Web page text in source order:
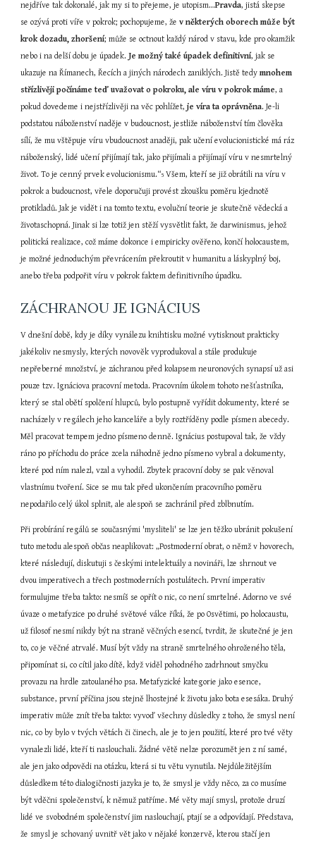
nejdříve tak dokonalé, jak my si to přejeme, je utopism...Pravda, jistá skepse
se ozývá proti víře v pokrok; pochopujeme, že v některých oborech může být
krok dozadu, zhoršení; může se octnout každý národ v stavu, kde pro okamžik
nebo i na delší dobu je úpadek. Je možný také úpadek definitivní, jak se
ukazuje na Římanech, Řecích a jiných národech zaniklých. Jistě tedy mnohem
střízlivěji počínáme teď uvažovat o pokroku, ale víru v pokrok máme, a
pokud dovedeme i nejstřízlivěji na věc pohlížet, je víra ta oprávněna. Je-li
podstatou náboženství naděje v budoucnost, jestliže náboženství tím člověka
sílí, že mu vštěpuje víru vbudoucnost anaději, pak učení evolucionistické má ráz
náboženský, lidé učení přijímají tak, jako přijímali a přijímají víru v nesmrtelný
život. To je cenný prvek evolucionismu.“5 Všem, kteří se již obrátili na víru v
pokrok a budoucnost, vřele doporučuji provést zkoušku poměru kjednotě
protikladů. Jak je vidět i na tomto textu, evoluční teorie je skutečně vědecká a
životaschopná. Jinak si lze totiž jen stěží vysvětlit fakt, že darwinismus, jehož
politická realizace, což máme dokonce i empiricky ověřeno, končí holocaustem,
je možné jednoduchým převrácením překroutit v humanitu a láskyplný boj,
anebo třeba podpořit víru v pokrok faktem definitivního úpadku.
ZÁCHRANOU JE IGNÁCIUS
V dnešní době, kdy je díky vynálezu knihtisku možné vytisknout prakticky
jakékoliv nesmysly, kterých novověk vyprodukoval a stále produkuje
nepřeberné množství, je záchranou před kolapsem neuronových synapsí už asi
pouze tzv. Ignáciova pracovní metoda. Pracovním úkolem tohoto nešťastníka,
který se stal obětí spolčení hlupců, bylo postupně vyřídit dokumenty, které se
nacházely v regálech jeho kanceláře a byly roztříděny podle písmen abecedy.
Měl pracovat tempem jedno písmeno denně. Ignácius postupoval tak, že vždy
ráno po příchodu do práce zcela náhodně jedno písmeno vybral a dokumenty,
které pod ním nalezl, vzal a vyhodil. Zbytek pracovní doby se pak věnoval
vlastnímu tvoření. Sice se mu tak před ukončením pracovního poměru
nepodařilo celý úkol splnit, ale alespoň se zachránil před zblbnutím.
Při probírání regálů se současnými 'mysliteli' se lze jen těžko ubránit pokušení
tuto metodu alespoň občas neaplikovat: „Postmoderní obrat, o němž v hovorech,
které následují, diskutuji s českými intelektuály a novináři, lze shrnout ve
dvou imperativech a třech postmoderních postulátech. První imperativ
formulujme třeba takto: nesmíš se opřít o nic, co není smrtelné. Adorno ve své
úvaze o metafyzice po druhé světové válce říká, že po Osvětimi, po holocaustu,
už filosof nesmí nikdy být na straně věčných esencí, tvrdit, že skutečné je jen
to, co je věčné atrvalé. Musí být vždy na straně smrtelného ohroženého těla,
připomínat si, co cítil jako dítě, když viděl pohodného zadrhnout smyčku
provazu na hrdle zatoulaného psa. Metafyzické kategorie jako esence,
substance, první příčina jsou stejně lhostejné k životu jako bota esesáka. Druhý
imperativ může znít třeba takto: vyvoď všechny důsledky z toho, že smysl není
nic, co by bylo v tvých větách či činech, ale je to jen použití, které pro tvé věty
vynalezli lidé, kteří ti naslouchali. Žádné větě nelze porozumět jen z ní samé,
ale jen jako odpovědi na otázku, která si tu větu vynutila. Nejdůležitějším
důsledkem této dialogičnosti jazyka je to, že smysl je vždy něco, za co musíme
být vděčni společenství, k němuž patříme. Mé věty mají smysl, protože druzí
lidé ve svobodném společenství jim naslouchají, ptají se a odpovídají. Představa,
že smysl je schovaný uvnitř vět jako v nějaké konzervě, kterou stačí jen